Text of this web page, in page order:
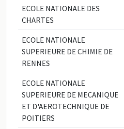
ECOLE NATIONALE DES
CHARTES
ECOLE NATIONALE
SUPERIEURE DE CHIMIE DE
RENNES
ECOLE NATIONALE
SUPERIEURE DE MECANIQUE
ET D'AEROTECHNIQUE DE
POITIERS